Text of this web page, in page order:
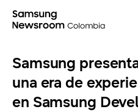
Samsung
una era de
en Samsung